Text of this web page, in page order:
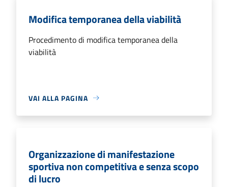
Modifica temporanea della viabilità
Procedimento di modifica temporanea della
viabilità
VAI ALLA PAGINA
Organizzazione di manifestazione
sportiva non competitiva e senza scopo
di lucro